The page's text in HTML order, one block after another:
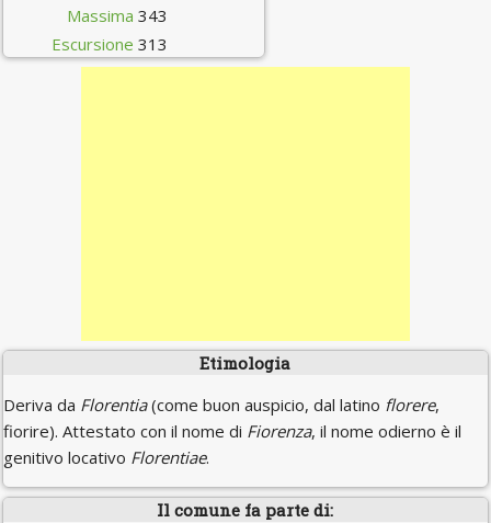
Massima 343
Escursione 313
Etimologia
Deriva da Florentia(come buon auspicio, dal latino florere,
fiorire). Attestato con il nome di Fiorenza, il nome odierno è il
genitivo locativo Florentiae.
Il comune fa parte di: